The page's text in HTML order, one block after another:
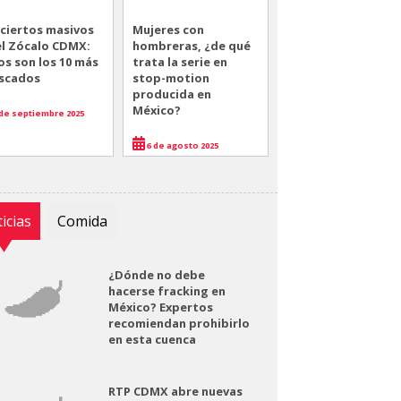
masivos
Zócalo CDMX:
son los 10 más
septiembre 2025
Mujeres con
hombreras, ¿de qué
trata la serie en
stop-motion
producida en
México?
6 de agosto 2025
Comida
¿Dónde no debe
hacerse fracking en
México? Expertos
recomiendan prohibirlo
en esta cuenca
RTP CDMX abre nuevas